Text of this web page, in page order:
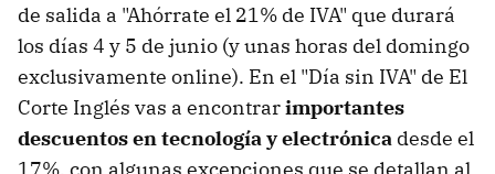
de salida a "Ahórrate el 21% de IVA" que durará
los días 4 y 5 de junio (y unas horas del domingo
exclusivamente online). En el "Día sin IVA" de El
Corte Inglés vas a encontrarimportantes
descuentos en tecnología y electrónica desde el
17%, con algunas excepciones que se detallan al